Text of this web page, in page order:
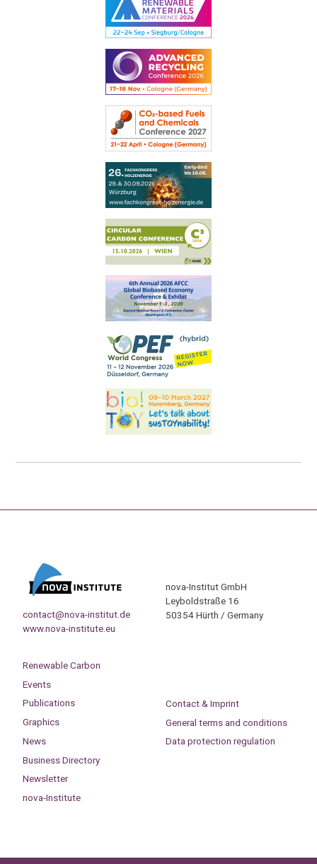
contact@nova-institut.de
www.nova-institute.eu
nova-Institut GmbH
Leyboldstraße 16
50354 Hürth / Germany
Renewable Carbon
Events
Publications
Graphics
News
Business Directory
Newsletter
nova-Institute
Contact & Imprint
General terms and conditions
Data protection regulation